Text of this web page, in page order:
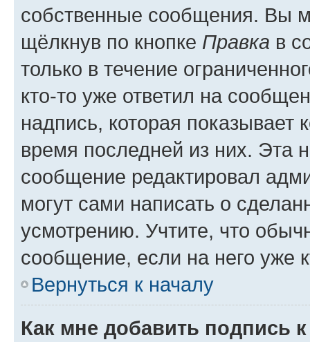
собственные сообщения. Вы
щёлкнув по кнопке Правка в
только в течение
кто-то уже ответил на
надпись, которая показывает
время последней из них. Эта
сообщение редактировал
могут сами написать о
усмотрению. Учтите, что
сообщение, если на него уже
Вернуться к началу
Как мне добавить подпись